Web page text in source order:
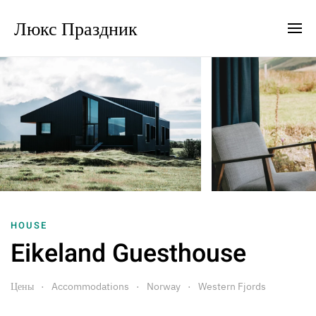
Люкс Праздник
HOUSE
Eikeland Guesthouse
Цены Accommodations Norway Western Fjords